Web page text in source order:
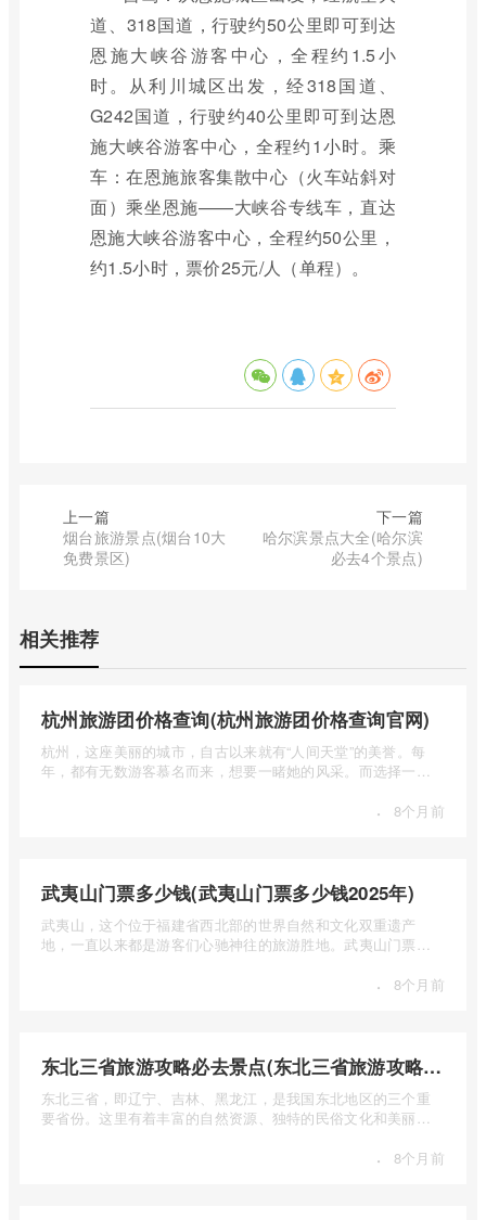
道、318国道，行驶约50公里即可到达
恩施大峡谷游客中心，全程约1.5小
时。从利川城区出发，经318国道、
G242国道，行驶约40公里即可到达恩
施大峡谷游客中心，全程约1小时。乘
车：在恩施旅客集散中心（火车站斜对
面）乘坐恩施——大峡谷专线车，直达
恩施大峡谷游客中心，全程约50公里，
约1.5小时，票价25元/人（单程）。
上一篇
烟台旅游景点(烟台10大
免费景区)
下一篇
哈尔滨景点大全(哈尔滨
必去4个景点)
相关推荐
杭州旅游团价格查询(杭州旅游团价格查询官网)
杭州，这座美丽的城市，自古以来就有“人间天堂”的美誉。每
年，都有无数游客慕名而来，想要一睹她的风采。而选择一个
· 8个月前
武夷山门票多少钱(武夷山门票多少钱2025年)
武夷山，这个位于福建省西北部的世界自然和文化双重遗产
地，一直以来都是游客们心驰神往的旅游胜地。武夷山门票多
· 8个月前
东北三省旅游攻略必去景点(东北三省旅游攻略必去景点视频介绍)
东北三省，即辽宁、吉林、黑龙江，是我国东北地区的三个重
要省份。这里有着丰富的自然资源、独特的民俗文化和美丽的
· 8个月前